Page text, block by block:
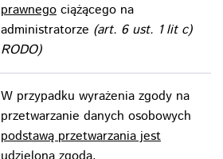
prawnego ciążącego na
administratorze (art. 6 ust. 1 lit c)
RODO)
W przypadku wyrażenia zgody na
przetwarzanie danych osobowych
podstawą przetwarzania jest